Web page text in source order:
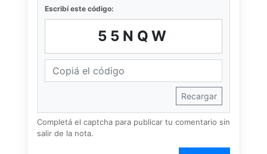
Escribí este código:
55NQW
Recargar
Completá el captcha para publicar tu comentario sin
salir de la nota.